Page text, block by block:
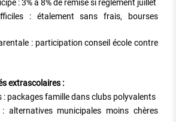
: 3% à 8% de remise si règlement juillet
: étalement sans frais, bourses
: participation conseil école contre
extrascolaires :
: packages famille dans clubs polyvalents
alternatives municipales moins chères